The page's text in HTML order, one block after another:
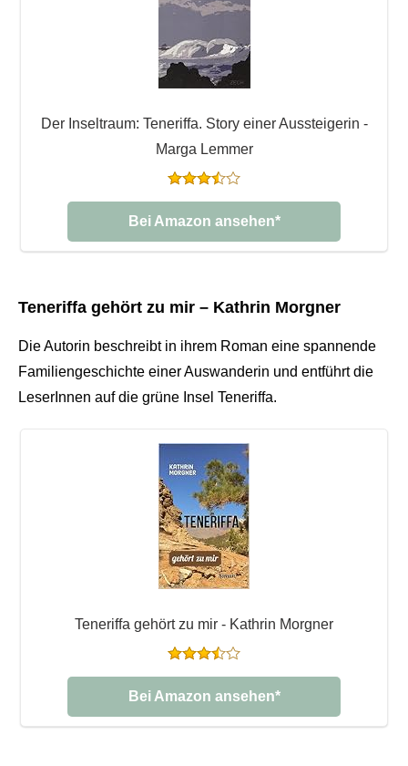
Der Inseltraum: Teneriffa. Story einer Aussteigerin -
Marga Lemmer
Bei Amazon ansehen*
Teneriffa gehört zu mir – Kathrin Morgner
Die Autorin beschreibt in ihrem Roman eine spannende
Familiengeschichte einer Auswanderin und entführt die
LeserInnen auf die grüne Insel Teneriffa.
Teneriffa gehört zu mir - Kathrin Morgner
Bei Amazon ansehen*